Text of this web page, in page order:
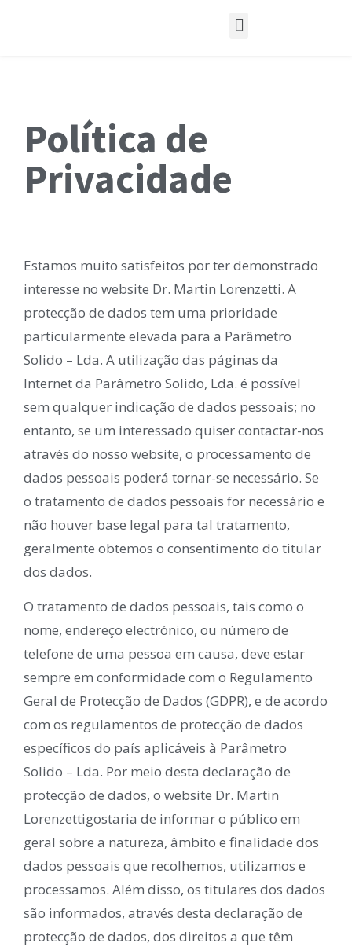
Política de
Privacidade
Estamos muito satisfeitos por ter demonstrado
interesse no website Dr. Martin Lorenzetti. A
protecção de dados tem uma prioridade
particularmente elevada para a Parâmetro
Solido – Lda. A utilização das páginas da
Internet da Parâmetro Solido, Lda. é possível
sem qualquer indicação de dados pessoais; no
entanto, se um interessado quiser contactar-nos
através do nosso website, o processamento de
dados pessoais poderá tornar-se necessário. Se
o tratamento de dados pessoais for necessário e
não houver base legal para tal tratamento,
geralmente obtemos o consentimento do titular
dos dados.
O tratamento de dados pessoais, tais como o
nome, endereço electrónico, ou número de
telefone de uma pessoa em causa, deve estar
sempre em conformidade com o Regulamento
Geral de Protecção de Dados (GDPR), e de acordo
com os regulamentos de protecção de dados
específicos do país aplicáveis à Parâmetro
Solido – Lda. Por meio desta declaração de
protecção de dados, o website Dr. Martin
Lorenzettigostaria de informar o público em
geral sobre a natureza, âmbito e finalidade dos
dados pessoais que recolhemos, utilizamos e
processamos. Além disso, os titulares dos dados
são informados, através desta declaração de
protecção de dados, dos direitos a que têm